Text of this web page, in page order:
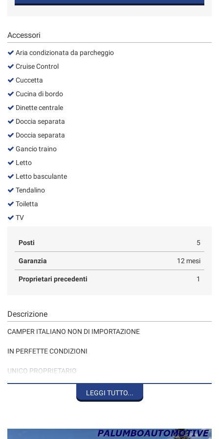
Accessori
Aria condizionata da parcheggio
Cruise Control
Cuccetta
Cucina di bordo
Dinette centrale
Doccia separata
Doccia separata
Gancio traino
Letto
Letto basculante
Tendalino
Toiletta
TV
Posti 5
Garanzia 12 mesi
Proprietari precedenti 1
Descrizione
CAMPER ITALIANO NON DI IMPORTAZIONE
IN PERFETTE CONDIZIONI
UNICO PROPRIETARIO
FATTURABILE CON IVA ESPOSTA E KM IN FATTURA.
NEL SETTORE AUTOMOBILISTICO DAL 1971 settembre
LEGGI TUTTO...